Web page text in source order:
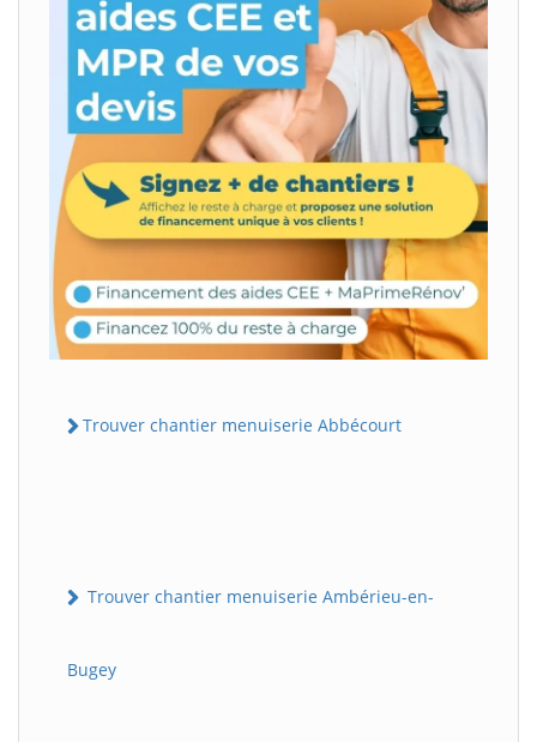
Trouver chantier menuiserie Abbécourt
Trouver chantier menuiserie Ambérieu-en-
Bugey